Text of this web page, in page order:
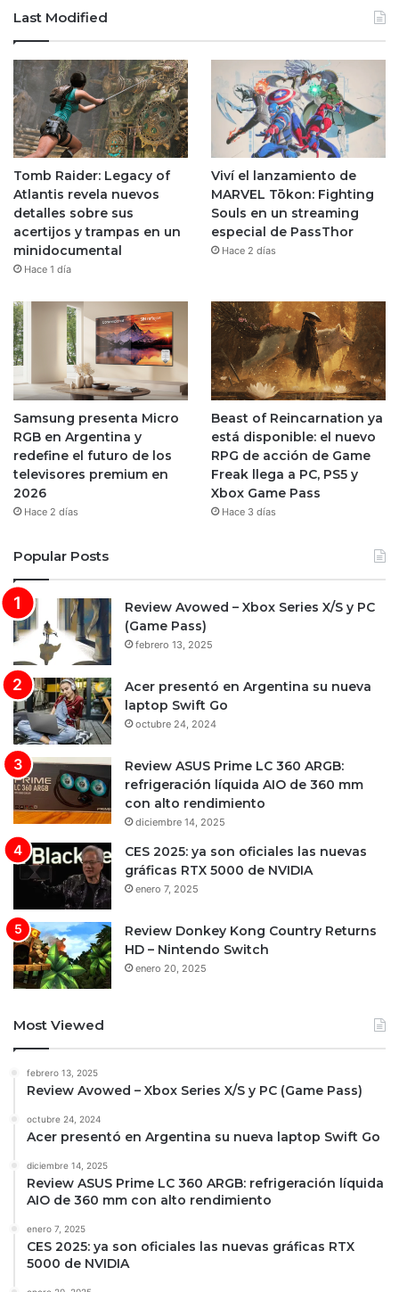
Last Modified
Tomb Raider: Legacy of
Atlantis revela nuevos
detalles sobre sus
acertijos y trampas en un
minidocumental
Hace 1 día
Viví el lanzamiento de
MARVEL Tōkon: Fighting
Souls en un streaming
especial de PassThor
Hace 2 días
Samsung presenta Micro
RGB en Argentina y
redefine el futuro de los
televisores premium en
2026
Hace 2 días
Beast of Reincarnation ya
está disponible: el nuevo
RPG de acción de Game
Freak llega a PC, PS5 y
Xbox Game Pass
Hace 3 días
Popular Posts
Review Avowed – Xbox Series X/S y PC
(Game Pass)
febrero 13, 2025
Acer presentó en Argentina su nueva
laptop Swift Go
octubre 24, 2024
Review ASUS Prime LC 360 ARGB:
refrigeración líquida AIO de 360 mm
con alto rendimiento
diciembre 14, 2025
CES 2025: ya son oficiales las nuevas
gráficas RTX 5000 de NVIDIA
enero 7, 2025
Review Donkey Kong Country Returns
HD – Nintendo Switch
enero 20, 2025
Most Viewed
febrero 13, 2025
Review Avowed – Xbox Series X/S y PC (Game Pass)
octubre 24, 2024
Acer presentó en Argentina su nueva laptop Swift Go
diciembre 14, 2025
Review ASUS Prime LC 360 ARGB: refrigeración líquida
AIO de 360 mm con alto rendimiento
enero 7, 2025
CES 2025: ya son oficiales las nuevas gráficas RTX
5000 de NVIDIA